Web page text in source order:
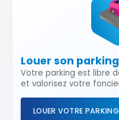
Louer son parking
Votre parking est libre
et valorisez votre
LOUER VOTRE PARKING